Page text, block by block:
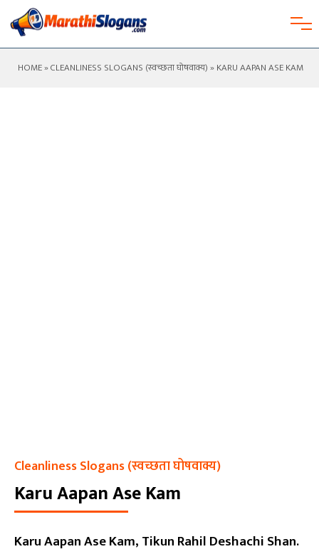
HOME»CLEANLINESS SLOGANS (स्वच्छता घोषवाक्य)» KARU AAPAN ASE KAM
Cleanliness Slogans (स्वच्छता घोषवाक्य)
Karu Aapan Ase Kam
Karu Aapan Ase Kam, Tikun Rahil Deshachi Shan.